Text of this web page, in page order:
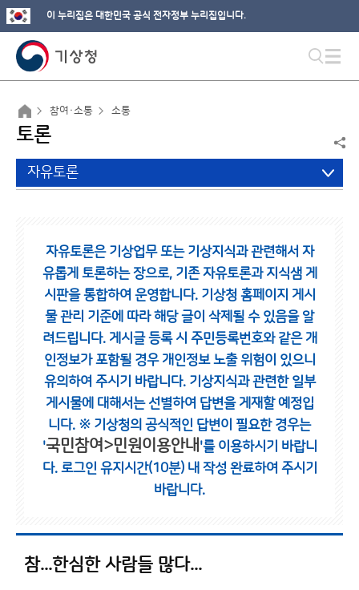
이 누리집은 대한민국 공식 전자정부 누리집입니다.
참여·소통 소통
토론
자유토론
자유토론은 기상업무 또는 기상지식과 관련해서 자
유롭게 토론하는 장으로, 기존 자유토론과 지식샘 게
시판을 통합하여 운영합니다. 기상청 홈페이지 게시
물 관리 기준에 따라 해당 글이 삭제될 수 있음을 알
려드립니다. 게시글 등록 시 주민등록번호와 같은 개
인정보가 포함될 경우 개인정보 노출 위험이 있으니
유의하여 주시기 바랍니다. 기상지식과 관련한 일부
게시물에 대해서는 선별하여 답변을 게재할 예정입
니다. ※ 기상청의 공식적인 답변이 필요한 경우는
'국민참여>민원이용안내 '를 이용하시기 바랍니
다. 로그인 유지시간(10분) 내 작성 완료하여 주시기
바랍니다.
참...한심한 사람들 많다...